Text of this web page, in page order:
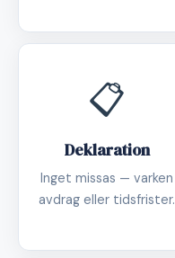
📋
Deklaration
Inget missas — varken
avdrag eller tidsfrister.